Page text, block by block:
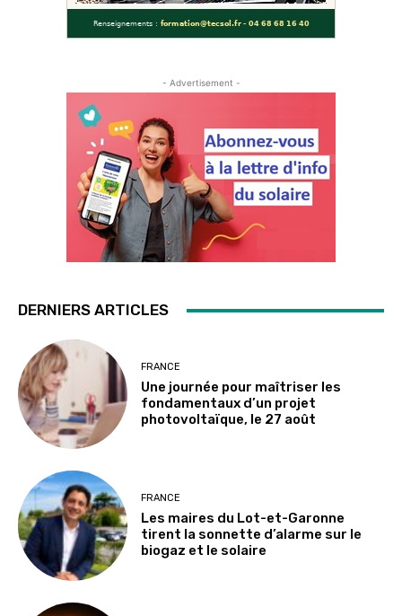
- Advertisement -
DERNIERS ARTICLES
FRANCE
Une journée pour maîtriser les
fondamentaux d’un projet
photovoltaïque, le 27 août
FRANCE
Les maires du Lot-et-Garonne
tirent la sonnette d’alarme sur le
biogaz et le solaire